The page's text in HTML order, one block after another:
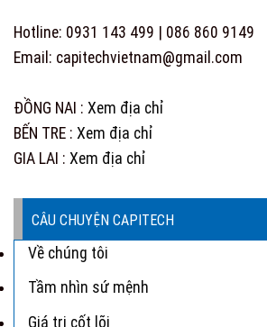
Hotline: 0931 143 499 | 086 860 9149
Email: capitechvietnam@gmail.com
ĐỒNG NAI : Xem địa chỉ
BẾN TRE : Xem địa chỉ
GIA LAI : Xem địa chỉ
CÂU CHUYỆN CAPITECH
Về chúng tôi
Tầm nhìn sứ mệnh
Giá trị cốt lõi